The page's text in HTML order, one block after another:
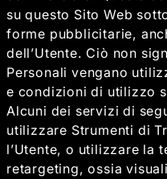
su questo Sito Web
forme pubblicitarie,
dell’Utente. Ciò non
Personali vengano
e condizioni di utilizzo
Alcuni dei servizi di
utilizzare Strumenti di
l’Utente, o utilizzare la
retargeting, ossia